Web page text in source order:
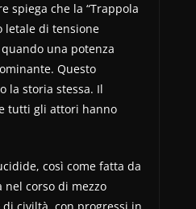
spiega che la “Trappola
letale di tensione
una potenza
Questo
la storia stessa. Il
tutti gli attori hanno
così come fatta da
nel corso di mezzo